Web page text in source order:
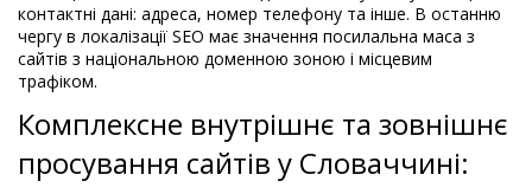
контактні дані: адреса, номер телефону та інше. В останню
чергу в локалізації SEO має значення посилальна маса з
сайтів з національною доменною зоною і місцевим
трафіком.
Комплексне внутрішнє та зовнішнє
просування сайтів у Словаччині: